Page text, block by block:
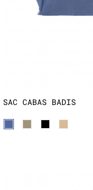
SAC CABAS BADIS